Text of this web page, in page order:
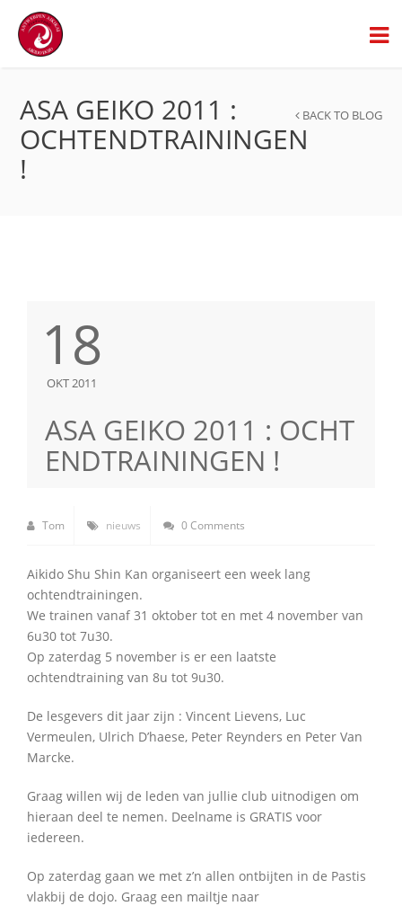
ASA GEIKO 2011 :
OCHTENDTRAININGEN
!
BACK TO BLOG
18
OKT 2011
ASA GEIKO 2011 : OCHT
ENDTRAININGEN !
Tom nieuws 0 Comments
Aikido Shu Shin Kan organiseert een week lang
ochtendtrainingen.
We trainen vanaf 31 oktober tot en met 4 november van
6u30 tot 7u30.
Op zaterdag 5 november is er een laatste
ochtendtraining van 8u tot 9u30.
De lesgevers dit jaar zijn : Vincent Lievens, Luc
Vermeulen, Ulrich D’haese, Peter Reynders en Peter Van
Marcke.
Graag willen wij de leden van jullie club uitnodigen om
hieraan deel te nemen. Deelname is GRATIS voor
iedereen.
Op zaterdag gaan we met z’n allen ontbijten in de Pastis
vlakbij de dojo. Graag een mailtje naar